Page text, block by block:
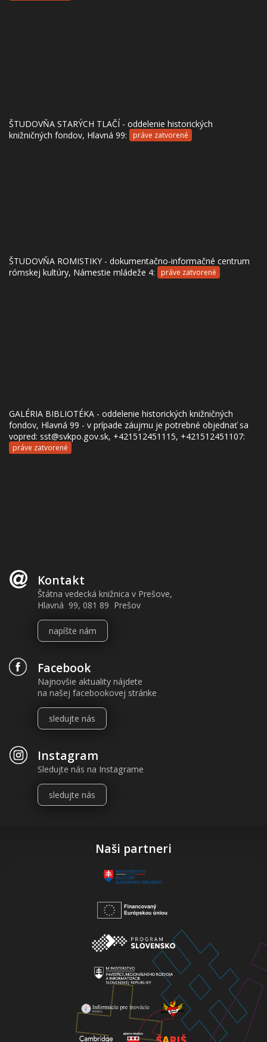
ŠTUDOVŇA STARÝCH TLAČÍ - oddelenie historických
knižničných fondov, Hlavná 99:
práve zatvorené
ŠTUDOVŇA ROMISTIKY - dokumentačno-informačné centrum
rómskej kultúry, Námestie mládeže 4:
práve zatvorené
GALÉRIA BIBLIOTÉKA - oddelenie historických knižničných
fondov, Hlavná 99 - v prípade záujmu je potrebné objednať sa
vopred: sst@svkpo.gov.sk, +421512451115, +421512451107:
práve zatvorené
Kontakt
Štátna vedecká knižnica v Prešove,
Hlavná 99, 081 89 Prešov
napíšte nám
Facebook
Najnovšie aktuality nájdete
na našej facebookovej stránke
sledujte nás
Instagram
Sledujte nás na Instagrame
sledujte nás
Naši partneri